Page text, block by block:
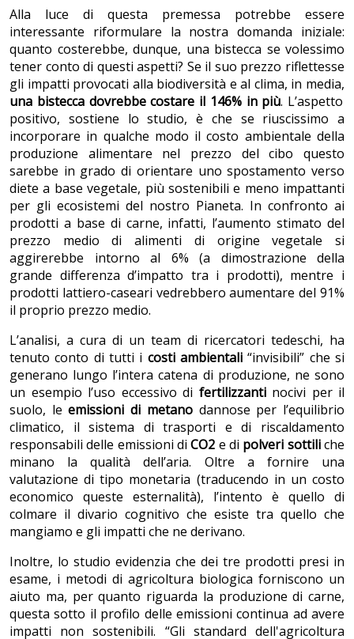
Alla luce di questa premessa potrebbe essere
interessante riformulare la nostra domanda iniziale:
quanto costerebbe, dunque, una bistecca se volessimo
tener conto di questi aspetti? Se il suo prezzo riflettesse
gli impatti provocati alla biodiversità e al clima, in media,
una bistecca dovrebbe costare il 146% in più. L’aspetto
positivo, sostiene lo studio, è che se riuscissimo a
incorporare in qualche modo il costo ambientale della
produzione alimentare nel prezzo del cibo questo
sarebbe in grado di orientare uno spostamento verso
diete a base vegetale, più sostenibili e meno impattanti
per gli ecosistemi del nostro Pianeta. In confronto ai
prodotti a base di carne, infatti, l’aumento stimato del
prezzo medio di alimenti di origine vegetale si
aggirerebbe intorno al 6% (a dimostrazione della
grande differenza d’impatto tra i prodotti), mentre i
prodotti lattiero-caseari vedrebbero aumentare del 91%
il proprio prezzo medio.
L’analisi, a cura di un team di ricercatori tedeschi, ha
tenuto conto di tutti i costi ambientali “invisibili” che si
generano lungo l’intera catena di produzione, ne sono
un esempio l’uso eccessivo di fertilizzantinocivi per il
suolo, leemissioni di metanodannose per l’equilibrio
climatico, il sistema di trasporti e di riscaldamento
responsabili delle emissioni diCO2 e di polveri sottiliche
minano la qualità dell’aria. Oltre a fornire una
valutazione di tipo monetaria (traducendo in un costo
economico queste esternalità), l’intento è quello di
colmare il divario cognitivo che esiste tra quello che
mangiamo e gli impatti che ne derivano.
Inoltre, lo studio evidenzia che dei tre prodotti presi in
esame, i metodi di agricoltura biologica forniscono un
aiuto ma, per quanto riguarda la produzione di carne,
questa sotto il profilo delle emissioni continua ad avere
impatti non sostenibili. “Gli standard dell'agricoltura